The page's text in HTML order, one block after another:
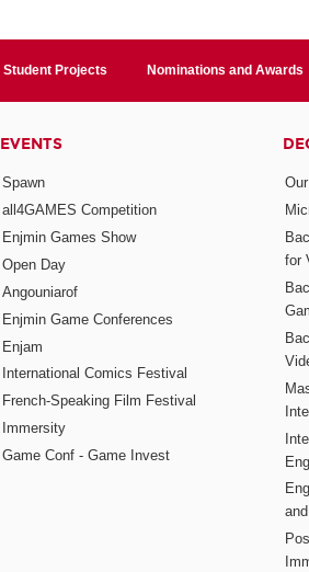
Student Projects Nominations and Awards
EVENTS
Spawn
all4GAMES Competition
Enjmin Games Show
Open Day
Angouniarof
Enjmin Game Conferences
Enjam
International Comics Festival
French-Speaking Film Festival
Immersity
Game Conf - Game Invest
for